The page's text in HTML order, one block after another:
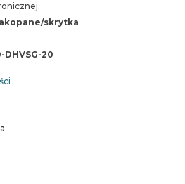
skrytka
DHVSG-20